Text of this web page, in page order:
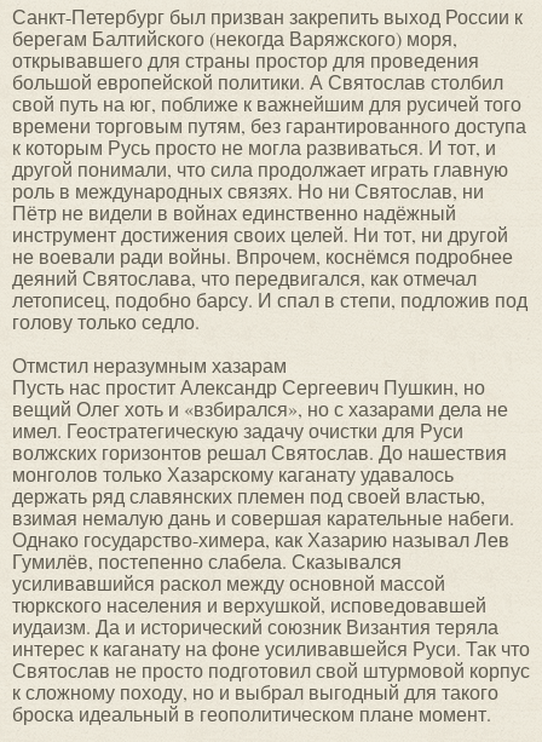
Санкт-Петербург был призван закрепить выход России к
берегам Балтийского (некогда Варяжского) моря,
открывавшего для страны простор для проведения
большой европейской политики. А Святослав столбил
свой путь на юг, поближе к важнейшим для русичей того
времени торговым путям, без гарантированного доступа
к которым Русь просто не могла развиваться. И тот, и
другой понимали, что сила продолжает играть главную
роль в международных связях. Но ни Святослав, ни
Пётр не видели в войнах единственно надёжный
инструмент достижения своих целей. Ни тот, ни другой
не воевали ради войны. Впрочем, коснёмся подробнее
деяний Святослава, что передвигался, как отмечал
летописец, подобно барсу. И спал в степи, подложив под
голову только седло.
Отмстил неразумным хазарам
Пусть нас простит Александр Сергеевич Пушкин, но
вещий Олег хоть и «взбирался», но с хазарами дела не
имел. Геостратегическую задачу очистки для Руси
волжских горизонтов решал Святослав. До нашествия
монголов только Хазарскому каганату удавалось
держать ряд славянских племен под своей властью,
взимая немалую дань и совершая карательные набеги.
Однако государство-химера, как Хазарию называл Лев
Гумилёв, постепенно слабела. Сказывался
усиливавшийся раскол между основной массой
тюркского населения и верхушкой, исповедовавшей
иудаизм. Да и исторический союзник Византия теряла
интерес к каганату на фоне усиливавшейся Руси. Так что
Святослав не просто подготовил свой штурмовой корпус
к сложному походу, но и выбрал выгодный для такого
броска идеальный в геополитическом плане момент.